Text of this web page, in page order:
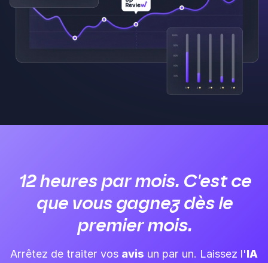
12 heures par mois. C'est ce
que vous gagnez dès le
premier mois.
Arrêtez de traiter vos avis un par un. Laissez l'IA